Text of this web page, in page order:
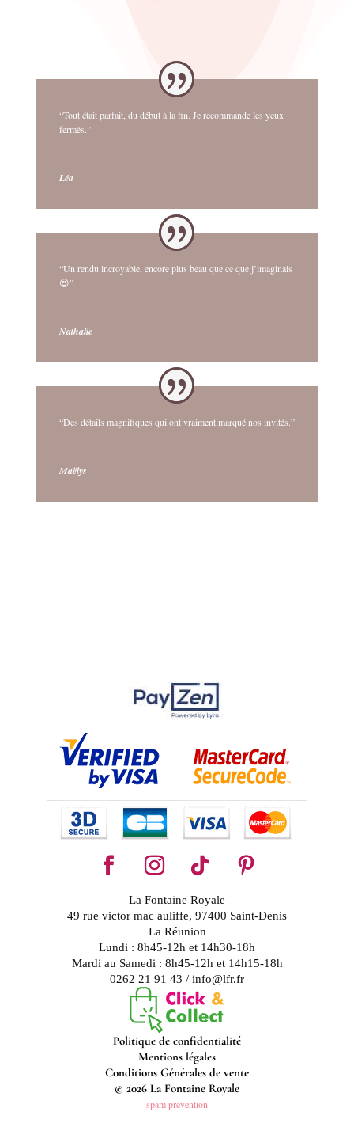
“Tout était parfait, du début à la fin. Je recommande les yeux
fermés.”
Léa
“Un rendu incroyable, encore plus beau que ce que j’imaginais
😍”
Nathalie
“Des détails magnifiques qui ont vraiment marqué nos invités.”
Maëlys
La Fontaine Royale
49 rue victor mac auliffe, 97400 Saint-Denis
La Réunion
Lundi : 8h45-12h et 14h30-18h
Mardi au Samedi : 8h45-12h et 14h15-18h
0262 21 91 43 / info@lfr.fr
Politique de confidentialité
Mentions légales
Conditions Générales de vente
© 2026 La Fontaine Royale
spam prevention